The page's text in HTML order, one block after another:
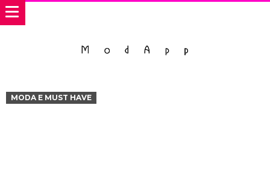
MODA E MUST HAVE